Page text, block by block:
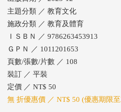
主題分類 ／ 教育文化
施政分類 ／ 教育及體育
ＩＳＢＮ ／ 9786263453913
ＧＰＮ ／ 1011201653
頁數/張數/片數 ／ 108
裝訂 ／ 平裝
定價 ／ NT$ 50
無 折優惠價 ／ NT$ 50 (優惠期限